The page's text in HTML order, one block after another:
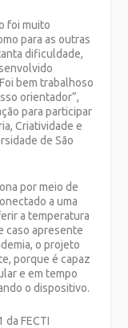
foi muito
para as outras
dificuldade,
bem trabalhoso
orientador”,
para participar
Criatividade e
de São
por meio de
a uma
a temperatura
caso apresente
o projeto
porque é capaz
e em tempo
o dispositivo.
da FECTI